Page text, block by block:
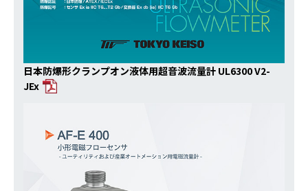
日本防爆形クランプオン液体用超音波流量計 UL6300 V2-
JEx